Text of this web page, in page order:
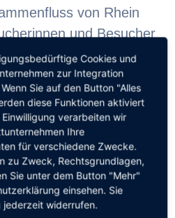
von Rhein
und Besucher
Kulturzentrum mit
Genüssen. Die
Seilbahn über den
Cookies und
zur Integration
Sie auf den Button "Alles
diese Funktionen aktiviert
verarbeiten wir
Ihre
für verschiedene Zwecke.
zu Zweck, Rechtsgrundlagen,
Sie unter dem Button "Mehr"
einsehen. Sie
jederzeit widerrufen.